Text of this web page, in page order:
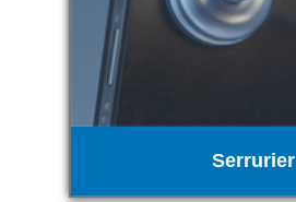
Serrurier